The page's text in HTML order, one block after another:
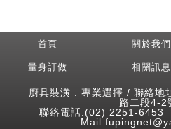
首頁 關於我們
量身訂做 相關訊息
廚具裝潢．專業選擇 / 聯絡地
路二段4-2
聯絡電話:(02) 2251-